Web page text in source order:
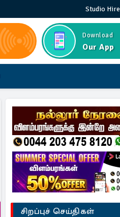
Studio Hire
Download
Our App
சிறப்புச் செய்திகள்